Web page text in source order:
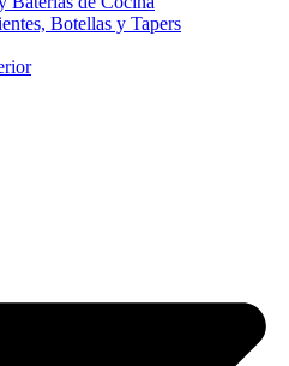
Botellas y Tapers